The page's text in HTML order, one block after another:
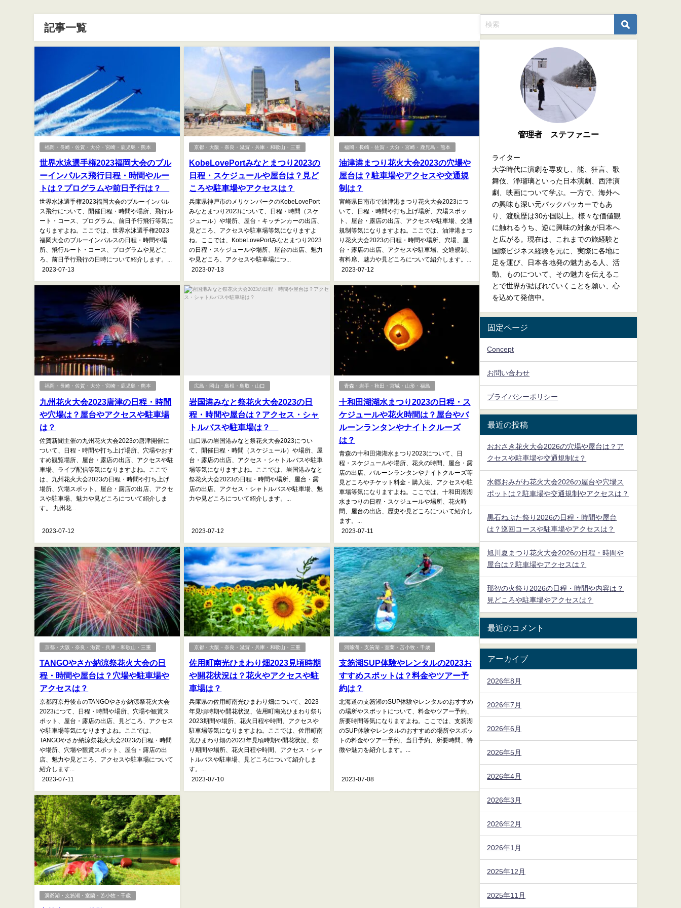
記事一覧
福岡・長崎・佐賀・大分・宮崎・鹿児島・熊本
世界水泳選手権2023福岡大会のブル
ーインパルス飛行日程・時間やルー
トは？プログラムや前日予行は？
世界水泳選手権2023福岡大会のブルーインパル
ス飛行について、開催日程・時間や場所、飛行ル
ート・コース、プログラム、前日予行飛行等気に
なりますよね。ここでは、世界水泳選手権2023
福岡大会のブルーインパルスの日程・時間や場
所、飛行ルート・コース、プログラムや見どこ
ろ、前日予行飛行の日時について紹介します。...
2023-07-13
京都・大阪・奈良・滋賀・兵庫・和歌山・三重
KobeLovePortみなとまつり2023の
日程・スケジュールや屋台は？見ど
ころや駐車場やアクセスは？
兵庫県神戸市のメリケンパークのKobeLovePort
みなとまつり2023について、日程・時間（スケ
ジュール）や場所、屋台・キッチンカーの出店、
見どころ、アクセスや駐車場等気になりますよ
ね。ここでは、KobeLovePortみなとまつり2023
の日程・スケジュールや場所、屋台の出店、魅力
や見どころ、アクセスや駐車場につ...
2023-07-13
福岡・長崎・佐賀・大分・宮崎・鹿児島・熊本
油津港まつり花火大会2023の穴場や
屋台は？駐車場やアクセスや交通規
制は？
宮崎県日南市で油津港まつり花火大会2023につ
いて、日程・時間や打ち上げ場所、穴場スポッ
ト、屋台・露店の出店、アクセスや駐車場、交通
規制等気になりますよね。ここでは、油津港まつ
り花火大会2023の日程・時間や場所、穴場、屋
台・露店の出店、アクセスや駐車場、交通規制、
有料席、魅力や見どころについて紹介します。...
2023-07-12
福岡・長崎・佐賀・大分・宮崎・鹿児島・熊本
九州花火大会2023唐津の日程・時間
や穴場は？屋台やアクセスや駐車場
は？
佐賀新聞主催の九州花火大会2023の唐津開催に
ついて、日程・時間や打ち上げ場所、穴場やおす
すめ観覧場所、屋台・露店の出店、アクセスや駐
車場、ライブ配信等気になりますよね。ここで
は、九州花火大会2023の日程・時間や打ち上げ
場所、穴場スポット、屋台・露店の出店、アクセ
スや駐車場、魅力や見どころについて紹介しま
す。 九州花...
2023-07-12
広島・岡山・島根・鳥取・山口
岩国港みなと祭花火大会2023の日
程・時間や屋台は？アクセス・シャ
トルバスや駐車場は？
山口県の岩国港みなと祭花火大会2023につい
て、開催日程・時間（スケジュール）や場所、屋
台・露店の出店、アクセス・シャトルバスや駐車
場等気になりますよね。ここでは、岩国港みなと
祭花火大会2023の日程・時間や場所、屋台・露
店の出店、アクセス・シャトルバスや駐車場、魅
力や見どころについて紹介します。...
2023-07-12
青森・岩手・秋田・宮城・山形・福島
十和田湖湖水まつり2023の日程・ス
ケジュールや花火時間は？屋台やバ
ルーンランタンやナイトクルーズ
は？
青森の十和田湖湖水まつり2023について、日
程・スケジュールや場所、花火の時間、屋台・露
店の出店、バルーンランタンやナイトクルーズ等
見どころやチケット料金・購入法、アクセスや駐
車場等気になりますよね。ここでは、十和田湖湖
水まつりの日程・スケジュールや場所、花火時
間、屋台の出店、歴史や見どころについて紹介し
ます。...
2023-07-11
京都・大阪・奈良・滋賀・兵庫・和歌山・三重
TANGOやさか納涼祭花火大会の日
程・時間や屋台は？穴場や駐車場や
アクセスは？
京都府京丹後市のTANGOやさか納涼祭花火大会
2023につて、日程・時間や場所、穴場や観賞ス
ポット、屋台・露店の出店、見どころ、アクセス
や駐車場等気になりますよね。ここでは、
TANGOやさか納涼祭花火大会2023の日程・時間
や場所、穴場や観賞スポット、屋台・露店の出
店、魅力や見どころ、アクセスや駐車場について
紹介します...
2023-07-11
京都・大阪・奈良・滋賀・兵庫・和歌山・三重
佐用町南光ひまわり畑2023見頃時期
や開花状況は？花火やアクセスや駐
車場は？
兵庫県の佐用町南光ひまわり畑について、2023
年見頃時期や開花状況、佐用町南光ひまわり祭り
2023期間や場所、花火日程や時間、アクセスや
駐車場等気になりますよね。ここでは、佐用町南
光ひまわり畑の2023年見頃時期や開花状況、祭
り期間や場所、花火日程や時間、アクセス・シャ
トルバスや駐車場、見どころについて紹介しま
す。...
2023-07-10
洞爺湖・支笏湖・室蘭・苫小牧・千歳
支笏湖SUP体験やレンタルの2023お
すすめスポットは？料金やツアー予
約は？
北海道の支笏湖のSUP体験やレンタルのおすすめ
の場所やスポットについて、料金やツアー予約、
所要時間等気になりますよね。ここでは、支笏湖
のSUP体験やレンタルのおすすめの場所やスポッ
トの料金やツアー予約、当日予約、所要時間、特
徴や魅力を紹介します。...
2023-07-08
洞爺湖・支笏湖・室蘭・苫小牧・千歳
管理者 ステファニー
ライター
大学時代に演劇を専攻し、能、狂言、歌
舞伎、浄瑠璃といった日本演劇、西洋演
劇、映画について学ぶ。一方で、海外へ
の興味も深い元バックパッカーでもあ
り、渡航歴は30か国以上。様々な価値観
に触れるうち、逆に興味の対象が日本へ
と広がる。現在は、これまでの旅経験と
国際ビジネス経験を元に、実際に各地に
足を運び、日本各地発の魅力ある人、活
動、ものについて、その魅力を伝えるこ
とで世界が結ばれていくことを願い、心
を込めて発信中。
固定ページ
Concept
お問い合わせ
プライバシーポリシー
最近の投稿
おおさき花火大会2026の穴場や屋台は？ア
クセスや駐車場や交通規制は？
水郷おみがわ花火大会2026の屋台や穴場ス
ポットは？駐車場や交通規制やアクセスは？
黒石ねぷた祭り2026の日程・時間や屋台
は？巡回コースや駐車場やアクセスは？
旭川夏まつり花火大会2026の日程・時間や
屋台は？駐車場やアクセスは？
那智の火祭り2026の日程・時間や内容は？
見どころや駐車場やアクセスは？
最近のコメント
アーカイブ
2026年8月
2026年7月
2026年6月
2026年5月
2026年4月
2026年3月
2026年2月
2026年1月
2025年12月
2025年11月